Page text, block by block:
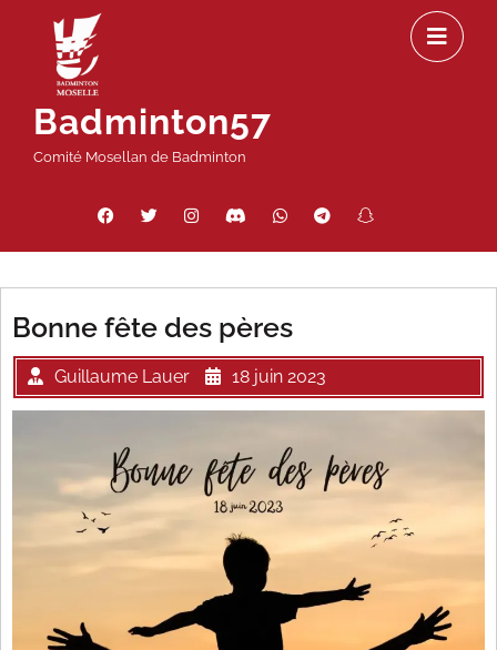
contenu
Badminton57
Comité Mosellan de Badminton
Facebook
Twitter InstagramDiscordWhatsAppTelegram
Bonne fête des pères
Guillaume Lauer 18 juin 2023